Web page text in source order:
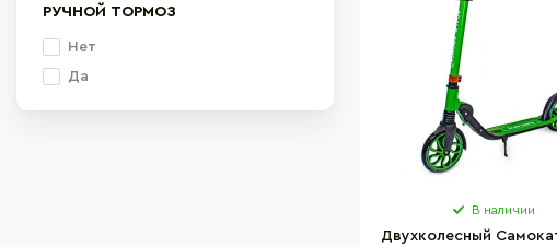
РУЧНОЙ ТОРМОЗ
Нет
Да
В наличии
Двухколесный